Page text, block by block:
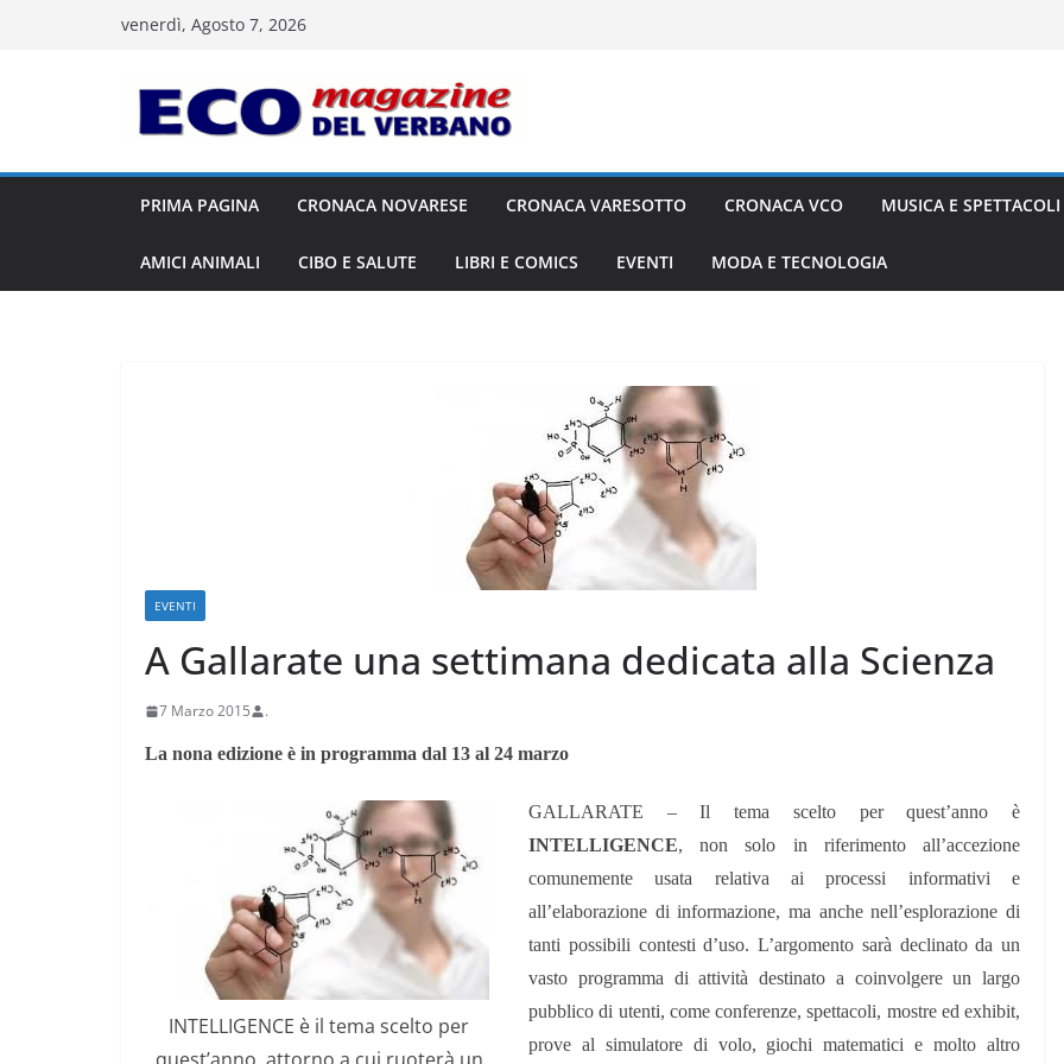
venerdì, Agosto 7, 2026
PRIMA PAGINA CRONACA NOVARESE CRONACA VARESOTTO CRONACA VCO MUSICA E SPETTACOLI
AMICI ANIMALI CIBO E SALUTE LIBRI E COMICS EVENTI MODA E TECNOLOGIA
EVENTI
A Gallarate una settimana dedicata alla Scienza
7 Marzo 2015 .
La nona edizione è in programma dal 13 al 24 marzo
INTELLIGENCE è il tema scelto per
GALLARATE – Il tema scelto per quest’anno è
INTELLIGENCE, non solo in riferimento all’accezione
comunemente usata relativa ai processi informativi e
all’elaborazione di informazione, ma anche nell’esplorazione di
tanti possibili contesti d’uso. L’argomento sarà declinato da un
vasto programma di attività destinato a coinvolgere un largo
pubblico di utenti, come conferenze, spettacoli, mostre ed exhibit,
prove al simulatore di volo, giochi matematici e molto altro
CRONACA VARESOTTO
Stalle roventi, picchi fino
a 39 gradi
28 Luglio 2026 .
Le Imprese dell’Alto
Piemonte “tengono
botta”
7 Agosto 2026 .